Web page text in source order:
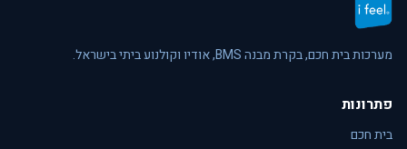
מערכות בית חכם, בקרת מבנה BMS, אודיו וקולנוע ביתי בישראל.
פתרונות
בית חכם